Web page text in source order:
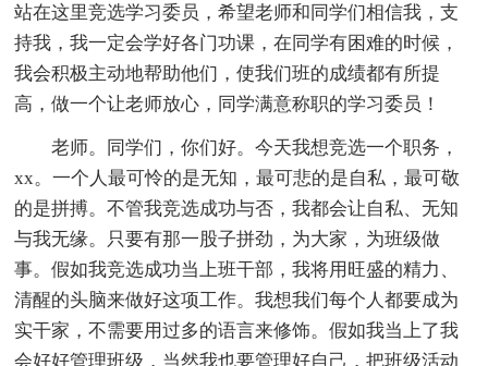
站在这里竞选学习委员，希望老师和同学们相信我，支
持我，我一定会学好各门功课，在同学有困难的时候，
我会积极主动地帮助他们，使我们班的成绩都有所提
高，做一个让老师放心，同学满意称职的学习委员！
老师。同学们，你们好。今天我想竞选一个职务，
xx。一个人最可怜的是无知，最可悲的是自私，最可敬
的是拼搏。不管我竞选成功与否，我都会让自私、无知
与我无缘。只要有那一股子拼劲，为大家，为班级做
事。假如我竞选成功当上班干部，我将用旺盛的精力、
清醒的头脑来做好这项工作。我想我们每个人都要成为
实干家，不需要用过多的语言来修饰。假如我当上了我
会好好管理班级，当然我也要管理好自己，把班级活动